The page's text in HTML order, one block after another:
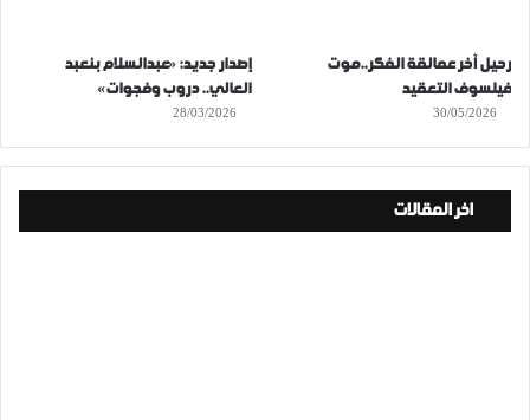
رحيل آخر عمالقة الفكر..موت
فيلسوف التعقيد
30/05/2026
إصدار جديد: «عبدالسلام بنعبد
العالي.. دروب وفجوات»
28/03/2026
اخر المقالات